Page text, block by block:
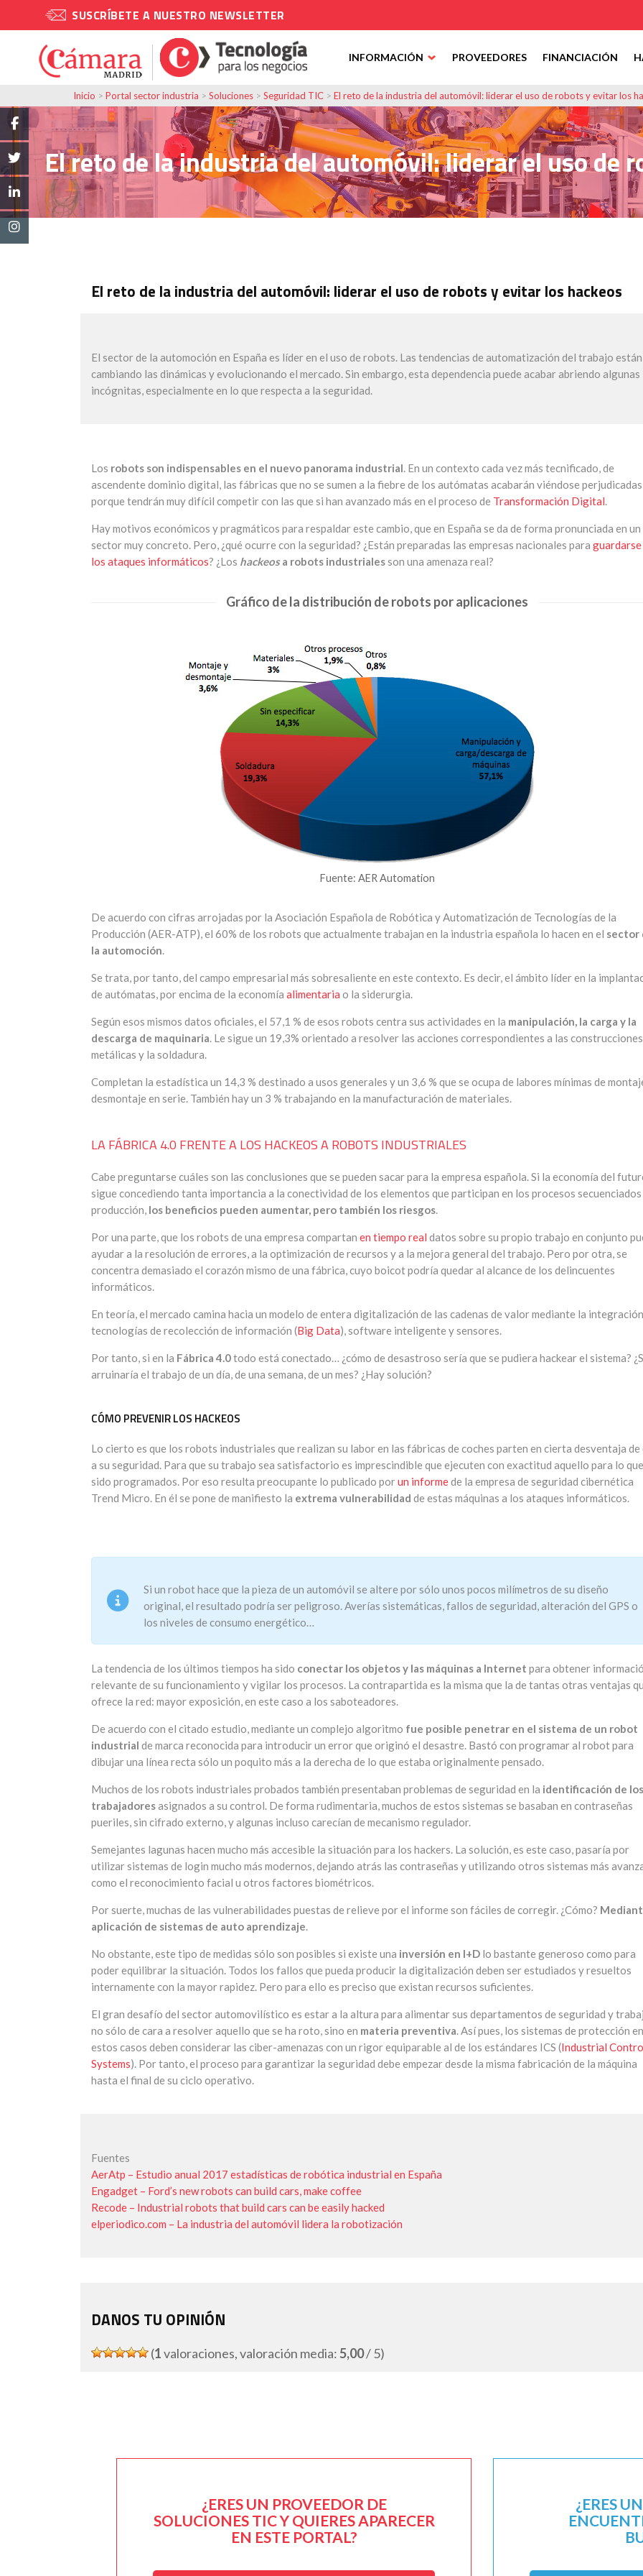
SUSCRÍBETE A NUESTRO NEWSLETTER
INFORMACIÓN PROVEEDORES FINANCIACIÓN
Inicio > Portal sector industria > Soluciones > Seguridad TIC > El reto de la industria del automóvil: liderar el uso de robots y evitar los
El reto de la industria del automóvil: liderar el uso de
El reto de la industria del automóvil: liderar el uso de robots y evitar los hackeos
El sector de la automoción en España es líder en el uso de robots. Las tendencias de automatización del trabajo están
cambiando las dinámicas y evolucionando el mercado. Sin embargo, esta dependencia puede acabar abriendo algunas
incógnitas, especialmente en lo que respecta a la seguridad.
Los robots son indispensables en el nuevo panorama industrial. En un contexto cada vez más tecnificado, de
ascendente dominio digital, las fábricas que no se sumen a la fiebre de los autómatas acabarán viéndose perjudicadas
porque tendrán muy difícil competir con las que si han avanzado más en el proceso de Transformación Digital.
Hay motivos económicos y pragmáticos para respaldar este cambio, que en España se da de forma pronunciada en un
sector muy concreto. Pero, ¿qué ocurre con la seguridad? ¿Están preparadas las empresas nacionales para guardarse
los ataques informáticos? ¿Los hackeosa robots industrialesson una amenaza real?
Gráfico de la distribución de robots por aplicaciones
Fuente: AER Automation
De acuerdo con cifras arrojadas por la Asociación Española de Robótica y Automatización de Tecnologías de la
Producción (AER-ATP), el 60% de los robots que actualmente trabajan en la industria española lo hacen en el sector
la automoción.
Se trata, por tanto, del campo empresarial más sobresaliente en este contexto. Es decir, el ámbito líder en la
de autómatas, por encima de la economía alimentaria o la siderurgia.
Según esos mismos datos oficiales, el 57,1 % de esos robots centra sus actividades en la manipulación, la carga y la
descarga de maquinaria. Le sigue un 19,3% orientado a resolver las acciones correspondientes a las construcciones
metálicas y la soldadura.
Completan la estadística un 14,3 % destinado a usos generales y un 3,6 % que se ocupa de labores mínimas de
desmontaje en serie. También hay un 3 % trabajando en la manufacturación de materiales.
LA FÁBRICA 4.0 FRENTE A LOS HACKEOS A ROBOTS INDUSTRIALES
Cabe preguntarse cuáles son las conclusiones que se pueden sacar para la empresa española. Si la economía del
sigue concediendo tanta importancia a la conectividad de los elementos que participan en los procesos secuenciados
producción, los beneficios pueden aumentar, pero también los riesgos.
Por una parte, que los robots de una empresa compartan en tiempo real datos sobre su propio trabajo en conjunto
ayudar a la resolución de errores, a la optimización de recursos y a la mejora general del trabajo. Pero por otra, se
concentra demasiado el corazón mismo de una fábrica, cuyo boicot podría quedar al alcance de los delincuentes
informáticos.
En teoría, el mercado camina hacia un modelo de entera digitalización de las cadenas de valor mediante la
tecnologías de recolección de información (Big Data), software inteligente y sensores.
Por tanto, si en la Fábrica 4.0todo está conectado… ¿cómo de desastroso sería que se pudiera hackear el sistema?
arruinaría el trabajo de un día, de una semana, de un mes? ¿Hay solución?
CÓMO PREVENIR LOS HACKEOS
Lo cierto es que los robots industriales que realizan su labor en las fábricas de coches parten en cierta desventaja de
a su seguridad. Para que su trabajo sea satisfactorio es imprescindible que ejecuten con exactitud aquello para lo
sido programados. Por eso resulta preocupante lo publicado porun informede la empresa de seguridad cibernética
Trend Micro. En él se pone de manifiesto la extrema vulnerabilidad de estas máquinas a los ataques informáticos.
Si un robot hace que la pieza de un automóvil se altere por sólo unos pocos milímetros de su diseño
original, el resultado podría ser peligroso. Averías sistemáticas, fallos de seguridad, alteración del GPS o
los niveles de consumo energético…
La tendencia de los últimos tiempos ha sido conectar los objetos y las máquinas a Internet para obtener
relevante de su funcionamiento y vigilar los procesos. La contrapartida es la misma que la de tantas otras ventajas
ofrece la red: mayor exposición, en este caso a los saboteadores.
De acuerdo con el citado estudio, mediante un complejo algoritmo fue posible penetrar en el sistema de un robot
industrial de marca reconocida para introducir un error que originó el desastre. Bastó con programar al robot para
dibujar una línea recta sólo un poquito más a la derecha de lo que estaba originalmente pensado.
Muchos de los robots industriales probados también presentaban problemas de seguridad en la identificación de los
trabajadoresasignados a su control. De forma rudimentaria, muchos de estos sistemas se basaban en contraseñas
pueriles, sin cifrado externo, y algunas incluso carecían de mecanismo regulador.
Semejantes lagunas hacen mucho más accesible la situación para los hackers. La solución, es este caso, pasaría por
utilizar sistemas de login mucho más modernos, dejando atrás las contraseñas y utilizando otros sistemas más
como el reconocimiento facial u otros factores biométricos.
Por suerte, muchas de las vulnerabilidades puestas de relieve por el informe son fáciles de corregir. ¿Cómo?
aplicación de sistemas de auto aprendizaje.
No obstante, este tipo de medidas sólo son posibles si existe una inversión en I+D lo bastante generoso como para
poder equilibrar la situación. Todos los fallos que pueda producir la digitalización deben ser estudiados y resueltos
internamente con la mayor rapidez. Pero para ello es preciso que existan recursos suficientes.
El gran desafío del sector automovilístico es estar a la altura para alimentar sus departamentos de seguridad y
no sólo de cara a resolver aquello que se ha roto, sino en materia preventiva. Así pues, los sistemas de protección en
estos casos deben considerar las ciber-amenazas con un rigor equiparable al de los estándares ICS (Industrial
Systems). Por tanto, el proceso para garantizar la seguridad debe empezar desde la misma fabricación de la máquina
hasta el final de su ciclo operativo.
Fuentes
AerAtp – Estudio anual 2017 estadísticas de robótica industrial en España
Engadget – Ford’s new robots can build cars, make coffee
Recode – Industrial robots that build cars can be easily hacked
elperiodico.com – La industria del automóvil lidera la robotización
DANOS TU OPINIÓN
(1valoraciones, valoración media:5,00/ 5)
¿ERES UN PROVEEDOR DE
SOLUCIONES TIC Y QUIERES APARECER
EN ESTE PORTAL?
¿ERES